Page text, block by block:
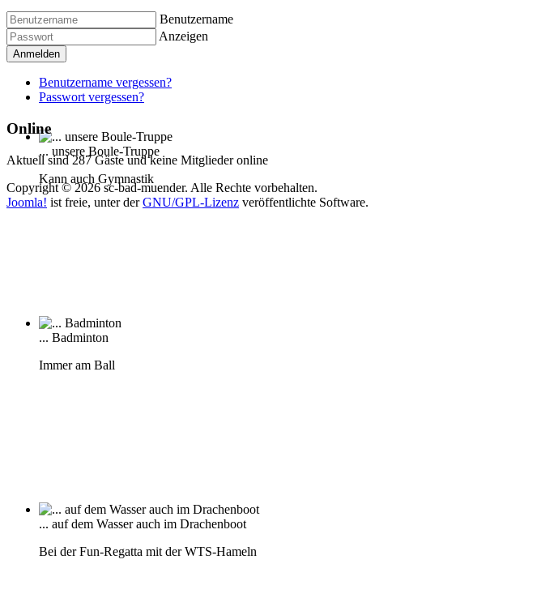
... unsere Boule-Truppe
Kann auch Gymnastik
... Badminton
Immer am Ball
... auf dem Wasser auch im Drachenboot
Bei der Fun-Regatta mit der WTS-Hameln
Benutzername
Anzeigen
Anmelden
Benutzername vergessen?
Passwort vergessen?
Online
Aktuell sind 287 Gäste und keine Mitglieder online
Copyright © 2026 sc-bad-muender. Alle Rechte vorbehalten.
Joomla! ist freie, unter derGNU/GPL-Lizenz veröffentlichte Software.